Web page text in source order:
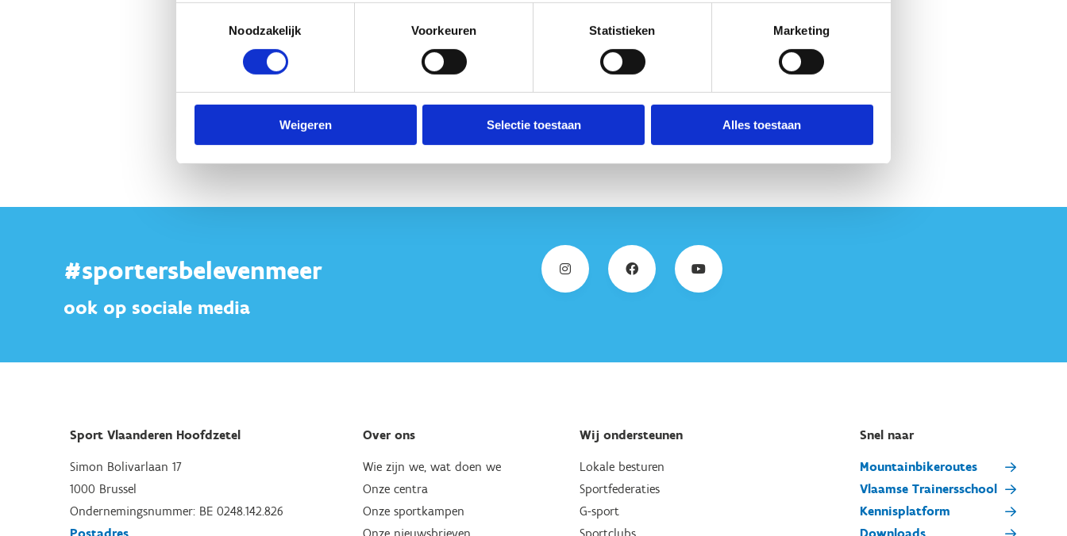
Noodzakelijk
Voorkeuren Statistieken Marketing
Weigeren Selectie toestaan Alles toestaan
#sportersbelevenmeer
ook op sociale media
Sport Vlaanderen Hoofdzetel
Simon Bolivarlaan 17
1000 Brussel
Ondernemingsnummer: BE 0248.142.826
Over ons
Wie zijn we, wat doen we
Onze centra
Onze sportkampen
Wij ondersteunen
Lokale besturen
Sportfederaties
G-sport
Snel naar
Mountainbikeroutes
Vlaamse Trainersschool
Kennisplatform